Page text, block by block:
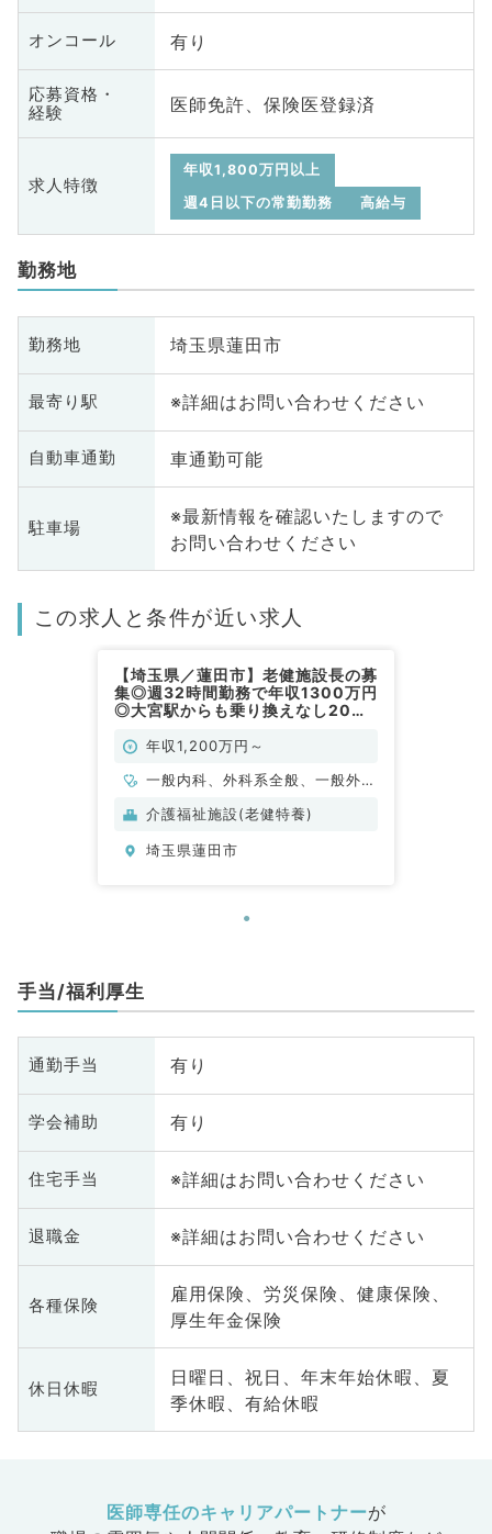
オンコール 有り
応募資格・
経験
医師免許、保険医登録済
求人特徴
年収1,800万円以上
週4日以下の常勤勤務
高給与
勤務地
勤務地 埼玉県蓮田市
最寄り駅 ※詳細はお問い合わせください
自動車通勤 車通勤可能
駐車場
※最新情報を確認いたしますので
お問い合わせください
この求人と条件が近い求人
【埼玉県／蓮田市】老健施設長の募
集◎週32時間勤務で年収1300万円
◎大宮駅からも乗り換えなし20分
般内科／常勤）
年収1,200万円～
一般内科、外科系全般、一般外
科、科目不問
介護福祉施設(老健特養)
埼玉県蓮田市
手当/福利厚生
通勤手当 有り
学会補助 有り
住宅手当 ※詳細はお問い合わせください
退職金 ※詳細はお問い合わせください
各種保険
雇用保険、労災保険、健康保険、
厚生年金保険
休日休暇
日曜日、祝日、年末年始休暇、夏
季休暇、有給休暇
医師専任のキャリアパートナーが